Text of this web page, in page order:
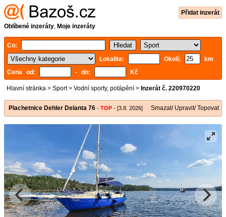
Přidat inzerát
Oblíbené inzeráty, Moje inzeráty
Co:
Lokalita:
Okolí:
km
Cena od:
- do: Kč
Hlavní stránka > Sport> Vodní sporty, potápění > Inzerát č. 220970220
Plachetnice Dehler Delanta 76 - TOP - [3.8. 2026] Smazat/ Upravit/ Topovat